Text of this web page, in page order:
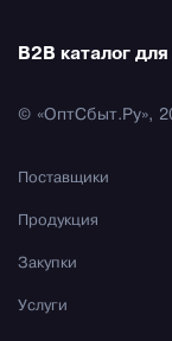
B2B каталог
© «ОптСбыт.Ру»,
Поставщики
Продукция
Закупки
Услуги